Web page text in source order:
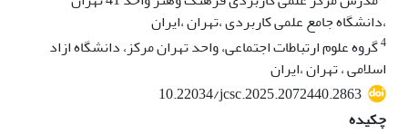
،دانشگاه جامع علمی کاربردی ،تهران ،ایران
4گروه علوم ارتباطات اجتماعی، واحد تهران مرکز، دانشگاه ازاد
اسلامی ، تهران ،ایران
10.22034/jcsc.2025.2072440.2863
چکیده